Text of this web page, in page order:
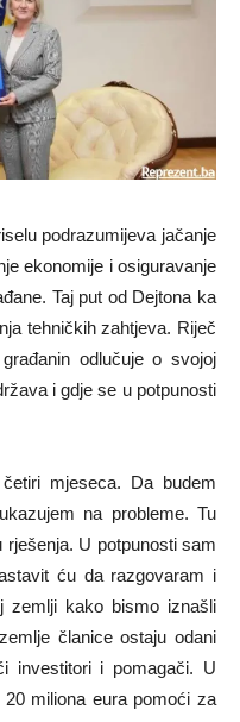
podrazumijeva jačanje
ekonomije i osiguravanje
Taj put od Dejtona ka
tehničkih zahtjeva. Riječ
odlučuje o svojoj
i gdje se u potpunosti
mjeseca. Da budem
na probleme. Tu
U potpunosti sam
ću da razgovaram i
zemlji kako bismo iznašli
članice ostaju odani
investitori i pomagači. U
miliona eura pomoći za